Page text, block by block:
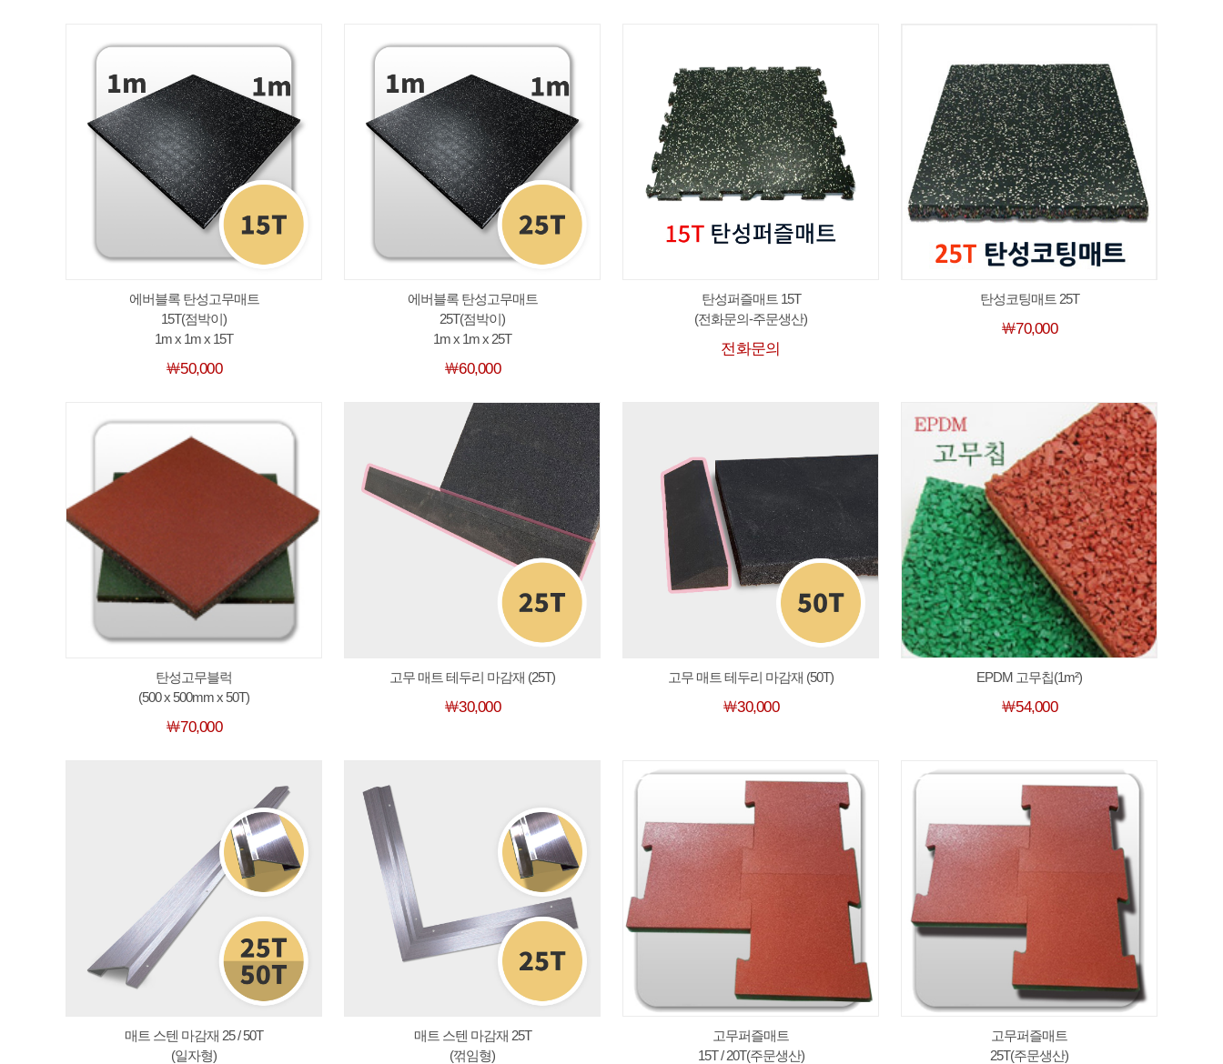
에버블록 탄성고무매트
15T(점박이)
1m x 1m x 15T
￦50,000
에버블록 탄성고무매트
25T(점박이)
1m x 1m x 25T
￦60,000
탄성퍼즐매트 15T
(전화문의-주문생산)
전화문의
탄성코팅매트 25T
￦70,000
탄성고무블럭
(500 x 500mm x 50T)
￦70,000
고무 매트 테두리 마감재 (25T)
￦30,000
고무 매트 테두리 마감재 (50T)
￦30,000
EPDM 고무칩(1m²)
￦54,000
매트 스텐 마감재 25 / 50T
(일자형)
매트 스텐 마감재 25T
(꺾임형)
고무퍼즐매트
15T / 20T(주문생산)
고무퍼즐매트
25T(주문생산)